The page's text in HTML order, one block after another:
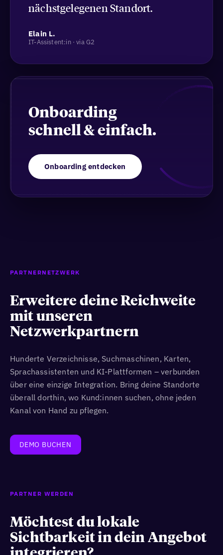
nächstgelegenen Standort.
Elain L.
IT-Assistent:in · via G2
Onboarding
schnell & einfach.
Onboarding entdecken
PARTNERNETZWERK
Erweitere deine Reichweite
mit unseren
Netzwerkpartnern
Hunderte Verzeichnisse, Suchmaschinen, Karten,
Sprachassistenten und KI-Plattformen – verbunden
über eine einzige Integration. Bring deine Standorte
überall dorthin, wo Kund:innen suchen, ohne jeden
Kanal von Hand zu pflegen.
DEMO BUCHEN
PARTNER WERDEN
Möchtest du lokale
Sichtbarkeit in dein Angebot